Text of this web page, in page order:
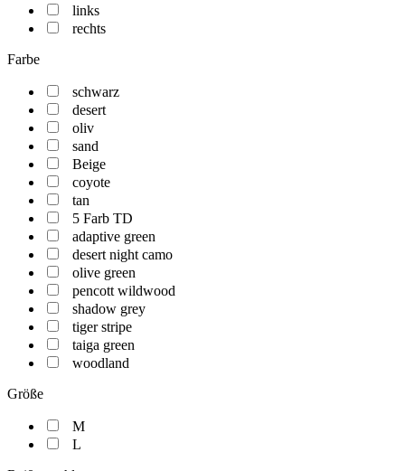
links
rechts
Farbe
schwarz
desert
oliv
sand
Beige
coyote
tan
5 Farb TD
adaptive green
desert night camo
olive green
pencott wildwood
shadow grey
tiger stripe
taiga green
woodland
Größe
M
L